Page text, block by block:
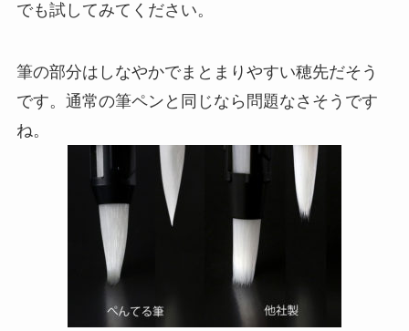
でも試してみてください。
筆の部分はしなやかでまとまりやすい穂先だそう
です。通常の筆ペンと同じなら問題なさそうです
ね。